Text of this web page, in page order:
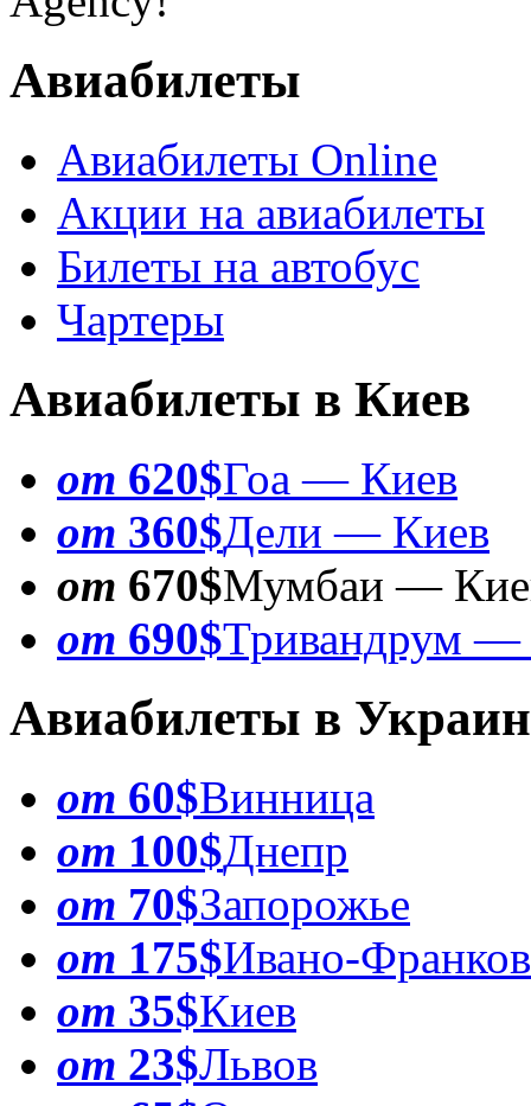
Авиабилеты
Авиабилеты Online
Акции на авиабилеты
Билеты на автобус
Чартеры
Авиабилеты в Киев
от 620$Гоа — Киев
от 360$Дели — Киев
от 670$Мумбаи —
от 690$Тривандрум —
Авиабилеты в
от 60$Винница
от 100$Днепр
от 70$Запорожье
от 175$Ивано-
от 35$Киев
от 23$Львов